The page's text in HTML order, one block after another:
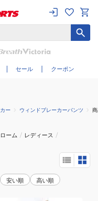
セール クーポン
む
ー ウィンドブレーカーパンツ
ーム / レディース /
安い順 高い順